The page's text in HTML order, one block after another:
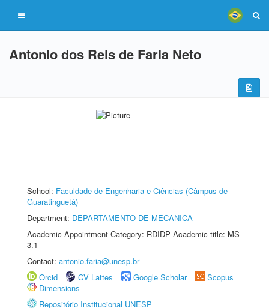
Antonio dos Reis de Faria Neto
School: Faculdade de Engenharia e Ciências (Câmpus de
Guaratinguetá)
Department: DEPARTAMENTO DE MECÂNICA
Academic Appointment Category: RDIDP Academic title: MS-
3.1
Contact: antonio.faria@unesp.br
Orcid
CV Lattes Google Scholar
Scopus
Dimensions
Repositório Institucional UNESP